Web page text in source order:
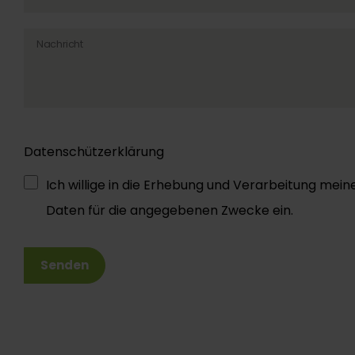
Nachricht
Datenschützerklärung
Ich willige in die Erhebung und Verarbeitung
Daten für die angegebenen Zwecke ein.